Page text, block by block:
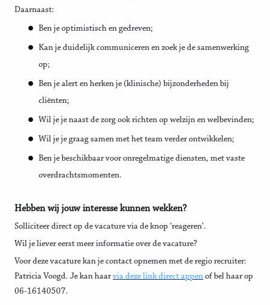
Daarnaast:
Ben je optimistisch en gedreven;
Kan je duidelijk communiceren en zoek je de samenwerking
op;
Ben je alert en herken je (klinische) bijzonderheden bij
cliënten;
Wil je je naast de zorg ook richten op welzijn en welbevinden;
Wil je je graag samen met het team verder ontwikkelen;
Ben je beschikbaar voor onregelmatige diensten, met vaste
overdrachtsmomenten.
Hebben wij jouw interesse kunnen wekken?
Solliciteer direct op de vacature via de knop ‘reageren’.
Wil je liever eerst meer informatie over de vacature?
Voor deze vacature kan je contact opnemen met de regio recruiter:
Patricia Voogd. Je kan haarvia deze link direct appen of bel haar op
06-16140507.